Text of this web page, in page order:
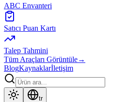
ABC Envanteri
Satıcı Puan Kartı
Talep Tahmini
Tüm Araçları Görüntüle→
BlogKaynaklarİletişim
tr